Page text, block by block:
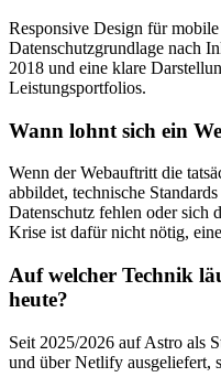
Responsive Design für
Datenschutzgrundlage nach
2018 und eine klare
Leistungsportfolios.
Wann lohnt sich ein
Wenn der Webauftritt die
abbildet, technische
Datenschutz fehlen oder sich
Krise ist dafür nicht nötig,
Auf welcher Technik
heute?
Seit 2025/2026 auf Astro als
und über Netlify ausgeliefert,